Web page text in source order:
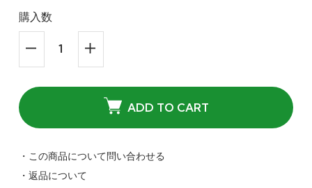
購入数
ADD TO CART
・この商品について問い合わせる
・返品について
40
40,700円(税込)
SOLD OUT